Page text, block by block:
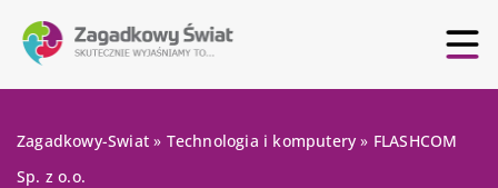
Zagadkowy-Swiat » Technologia i komputery » FLASHCOM
Sp. z o.o.